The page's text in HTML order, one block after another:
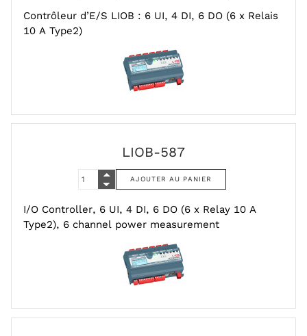
Contrôleur d’E/S LIOB : 6 UI, 4 DI, 6 DO (6 x Relais
10 A Type2)
LIOB-587
I/O Controller, 6 UI, 4 DI, 6 DO (6 x Relay 10 A
Type2), 6 channel power measurement